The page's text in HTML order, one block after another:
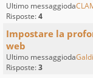
Ultimo messaggioda
Risposte:4
Impostare la
web
Ultimo messaggioda
Risposte:3